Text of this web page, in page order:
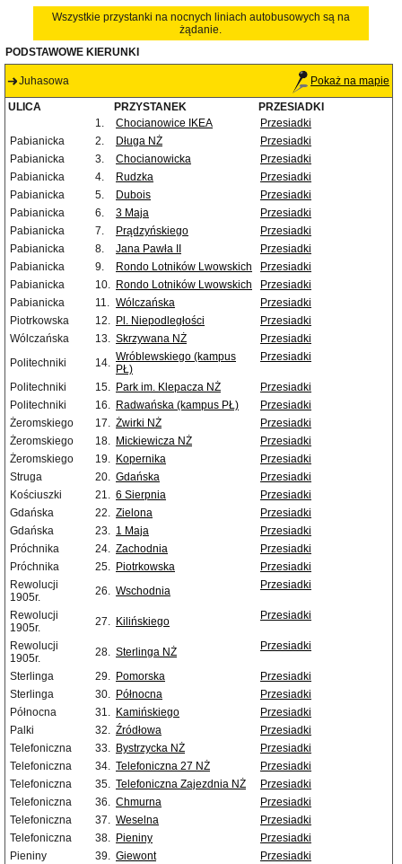
Wszystkie przystanki na nocnych liniach autobusowych są na
żądanie.
PODSTAWOWE KIERUNKI
Juhasowa Pokaż na mapie
ULICA PRZYSTANEK
PRZESIADKI
1.
Chocianowice IKEA
Przesiadki
Pabianicka
2. Długa NŻ
Przesiadki
Pabianicka
3. Chocianowicka
Przesiadki
Pabianicka
4. Rudzka
Przesiadki
Pabianicka
5. Dubois
Przesiadki
Pabianicka
6. 3 Maja
Przesiadki
Pabianicka
7. Prądzyńskiego
Przesiadki
Pabianicka
8. Jana Pawła II
Przesiadki
Pabianicka
9. Rondo Lotników Lwowskich
Przesiadki
Pabianicka
10. Rondo Lotników Lwowskich
Przesiadki
Pabianicka
11. Wólczańska
Przesiadki
Piotrkowska
12. Pl. Niepodległości
Przesiadki
Wólczańska
13. Skrzywana NŻ
Przesiadki
Politechniki
14. Wróblewskiego (kampus
PŁ)
Przesiadki
Politechniki 15. Park im. Klepacza NŻ
Przesiadki
Politechniki
16. Radwańska (kampus PŁ)
Przesiadki
Żeromskiego
17. Żwirki NŻ
Przesiadki
Żeromskiego
18. Mickiewicza NŻ
Przesiadki
Żeromskiego
19. Kopernika
Przesiadki
Struga
20. Gdańska
Przesiadki
Kościuszki
21. 6 Sierpnia
Przesiadki
Gdańska
22. Zielona
Przesiadki
Gdańska
23. 1 Maja
Przesiadki
Próchnika
24. Zachodnia
Przesiadki
Próchnika
25. Piotrkowska
Przesiadki
Rewolucji
1905r.
26. Wschodnia Przesiadki
Rewolucji
1905r.
27. Kilińskiego Przesiadki
Rewolucji
1905r.
28. Sterlinga NŻ Przesiadki
Sterlinga 29. Pomorska
Przesiadki
Sterlinga
30. Północna
Przesiadki
Północna
31. Kamińskiego
Przesiadki
Palki
32. Źródłowa
Przesiadki
Telefoniczna
33. Bystrzycka NŻ
Przesiadki
Telefoniczna
34. Telefoniczna 27 NŻ
Przesiadki
Telefoniczna
35. Telefoniczna Zajezdnia NŻ
Przesiadki
Telefoniczna
36. Chmurna
Przesiadki
Telefoniczna
37. Weselna
Przesiadki
Telefoniczna
38. Pieniny
Przesiadki
Pieniny
39. Giewont
Przesiadki